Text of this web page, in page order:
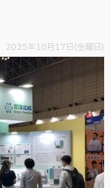
2025年10月17日(金曜日)